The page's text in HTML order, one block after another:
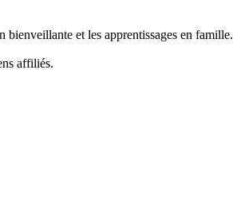
bienveillante et les apprentissages en famille.
affiliés.